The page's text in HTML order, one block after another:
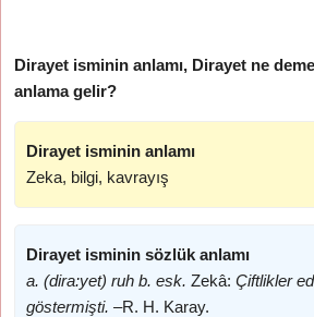
Dirayet isminin anlamı, Dirayet ne
anlama gelir?
Dirayet isminin anlamı
Zeka, bilgi, kavrayış
Dirayet isminin sözlük anlamı
a. (dira:yet) ruh b. esk. Zekâ: Çiftlikler
göstermişti. –R. H. Karay.